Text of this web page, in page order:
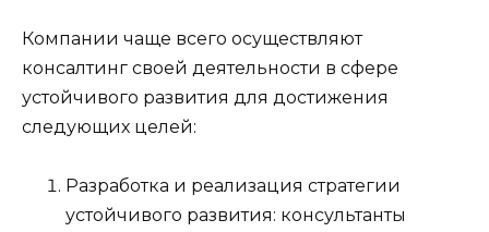
Компании чаще всего осуществляют
консалтинг своей деятельности в сфере
устойчивого развития для достижения
следующих целей:
Разработка и реализация стратегии
устойчивого развития: консультанты